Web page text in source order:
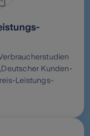
Kunden-
Leistungs-